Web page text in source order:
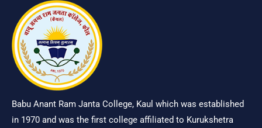
Babu Anant Ram Janta College, Kaul which was established
in 1970 and was the first college affiliated to Kurukshetra